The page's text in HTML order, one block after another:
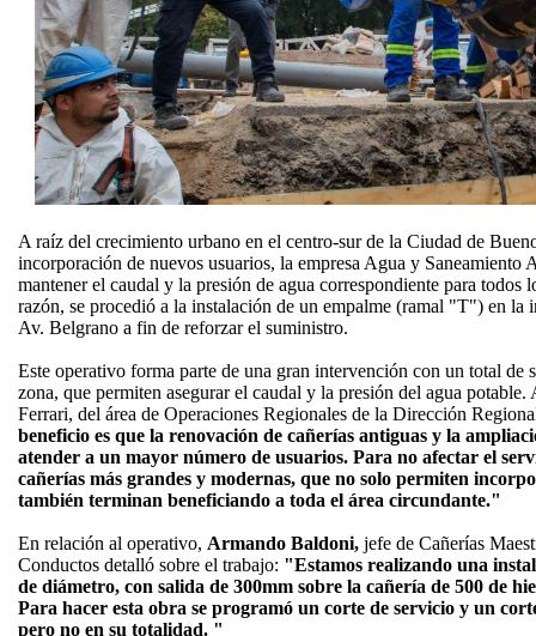
A raíz del crecimiento urbano en el centro-sur de la Ciudad de
incorporación de nuevos usuarios, la empresa Agua y Saneamiento
mantener el caudal y la presión de agua correspondiente para todos
razón, se procedió a la instalación de un empalme (ramal "T") en la
Av. Belgrano a fin de reforzar el suministro.
Este operativo forma parte de una gran intervención con un total de
zona, que permiten asegurar el caudal y la presión del agua
Ferrari, del área de Operaciones Regionales de la Dirección
beneficio es que la renovación de cañerías antiguas y la
atender a un mayor número de usuarios. Para no afectar el
cañerías más grandes y modernas, que no solo permiten
también terminan beneficiando a toda el área circundante."
En relación al operativo, Armando Baldoni, jefe de Cañerías
Conductos detalló sobre el trabajo: "Estamos realizando una
de diámetro, con salida de 300mm sobre la cañería de 500 de
Para hacer esta obra se programó un corte de servicio y un
pero no en su totalidad. "